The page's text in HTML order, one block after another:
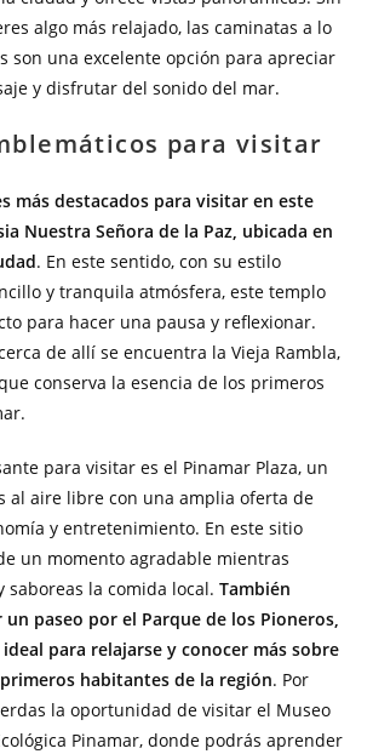
algo más relajado, las caminatas a lo
son una excelente opción para apreciar
y disfrutar del sonido del mar.
para visitar
más destacados para visitar en este
Nuestra Señora de la Paz, ubicada en
. En este sentido, con su estilo
y tranquila atmósfera, este templo
para hacer una pausa y reflexionar.
de allí se encuentra la Vieja Rambla,
conserva la esencia de los primeros
para visitar es el Pinamar Plaza, un
al aire libre con una amplia oferta de
y entretenimiento. En este sitio
un momento agradable mientras
saboreas la comida local.También
paseo por el Parque de los Pioneros,
para relajarse y conocer más sobre
habitantes de la región. Por
la oportunidad de visitar el Museo
Pinamar, donde podrás aprender